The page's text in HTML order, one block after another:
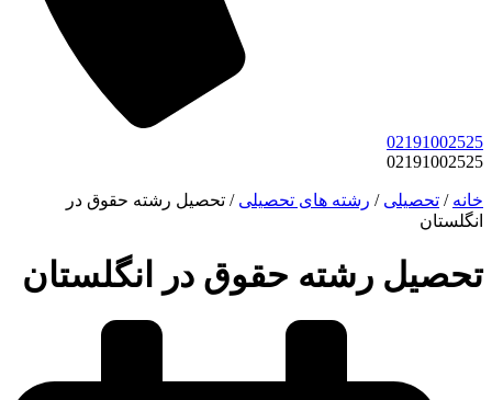
02191002525
02191002525
خانه / تحصیلی / رشته های تحصیلی / تحصیل رشته حقوق در
انگلستان
تحصیل رشته حقوق در انگلستان